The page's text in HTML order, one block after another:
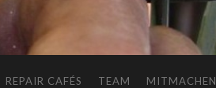
REPAIR CAFÉS TEAM MITMACHEN